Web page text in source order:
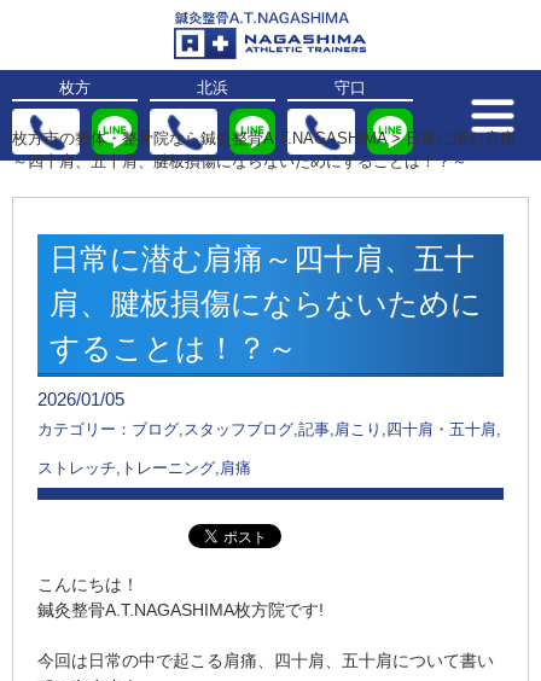
枚方 北浜 守口
枚方市の整体・整骨院なら鍼灸整骨A.T.NAGASHIMA>日常に潜む肩痛
～四十肩、五十肩、腱板損傷にならないためにすることは！？～
日常に潜む肩痛～四十肩、五十
肩、腱板損傷にならないために
することは！？～
2026/01/05
カテゴリー：ブログ,スタッフブログ,記事,肩こり,四十肩・五十肩,
ストレッチ,トレーニング,肩痛
こんにちは！
鍼灸整骨A.T.NAGASHIMA枚方院です!
今回は日常の中で起こる肩痛、四十肩、五十肩について書い